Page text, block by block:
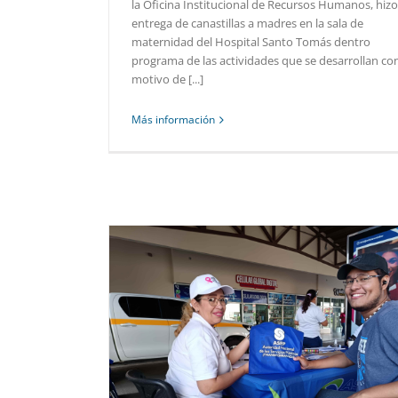
la Oficina Institucional de Recursos Humanos, hizo
entrega de canastillas a madres en la sala de
maternidad del Hospital Santo Tomás dentro
programa de las actividades que se desarrollan
motivo de [...]
Más información